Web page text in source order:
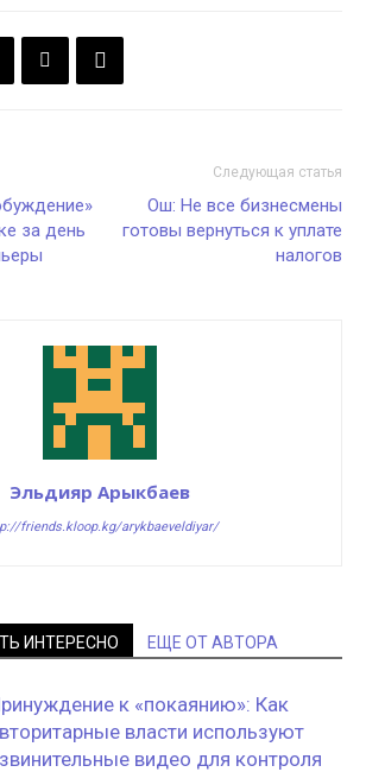
за день
Следующая статья
Ош: Не все бизнесмены
готовы вернуться к уплате
налогов
Эльдияр Арыкбаев
friends.kloop.kg/arykbaeveldiyar/
ИНТЕРЕСНО ЕЩЕ ОТ АВТОРА
к «покаянию»: Как
власти используют
видео для контроля